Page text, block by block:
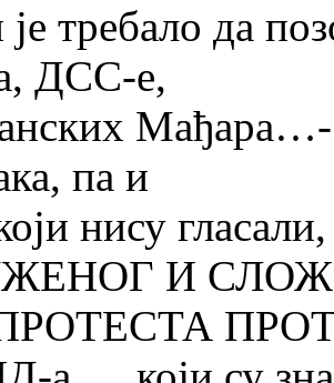
требало да
ДСС-е,
па и
нису
И